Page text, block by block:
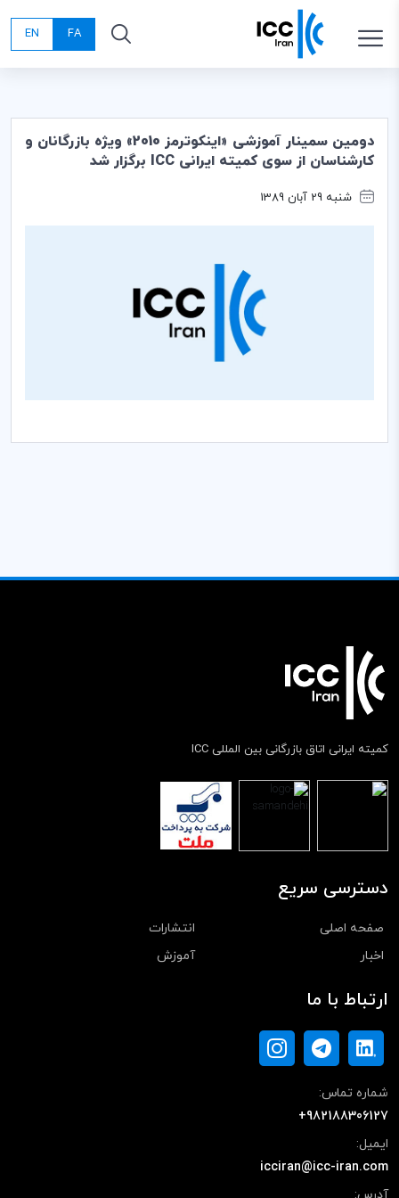
FA
EN
دومین سمینار آموزشی «اینکوترمز 2010» ویژه بازرگانان و
کارشناسان از سوی کمیته ایرانی ICC برگزار شد
شنبه 29 آبان 1389
کمیته ایرانی اتاق بازرگانی بین المللی ICC
دسترسی سریع
صفحه اصلی
انتشارات
اخبار
آموزش
ارتباط با ما
شماره تماس:
+982188306127
ایمیل:
icciran@icc-iran.com